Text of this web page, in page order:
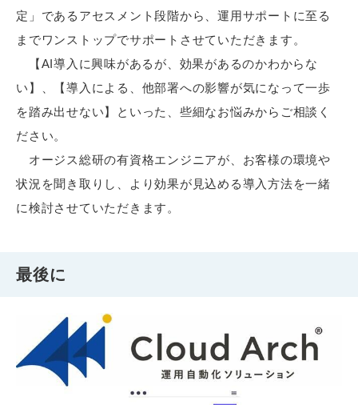
定」であるアセスメント段階から、運用サポートに至る
までワンストップでサポートさせていただきます。
【AI導入に興味があるが、効果があるのかわからな
い】、【導入による、他部署への影響が気になって一歩
を踏み出せない】といった、些細なお悩みからご相談く
ださい。
オージス総研の有資格エンジニアが、お客様の環境や
状況を聞き取りし、より効果が見込める導入方法を一緒
に検討させていただきます。
最後に